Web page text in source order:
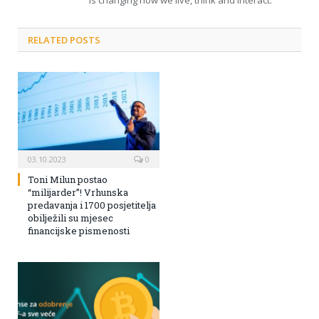
RELATED POSTS
03.10.2023 0
Toni Milun postao
“milijarder”! Vrhunska
predavanja i 1700 posjetitelja
obilježili su mjesec
financijske pismenosti